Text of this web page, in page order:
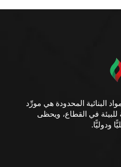
البنائية المحدودة هي مورِّد
للبيئة في القطاع، ويحظى
ودوليًّا.